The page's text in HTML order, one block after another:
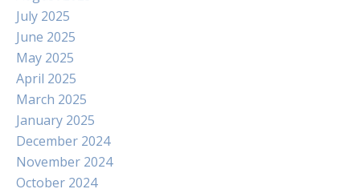
July 2025
June 2025
May 2025
April 2025
March 2025
January 2025
December 2024
November 2024
October 2024